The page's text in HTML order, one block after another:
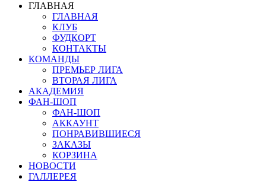
ГЛАВНАЯ
ГЛАВНАЯ
КЛУБ
ФУДКОРТ
КОНТАКТЫ
КОМАНДЫ
ПРЕМЬЕР ЛИГА
ВТОРАЯ ЛИГА
АКАДЕМИЯ
ФАН-ШОП
ФАН-ШОП
АККАУНТ
ПОНРАВИВШИЕСЯ
ЗАКАЗЫ
КОРЗИНА
НОВОСТИ
ГАЛЛЕРЕЯ